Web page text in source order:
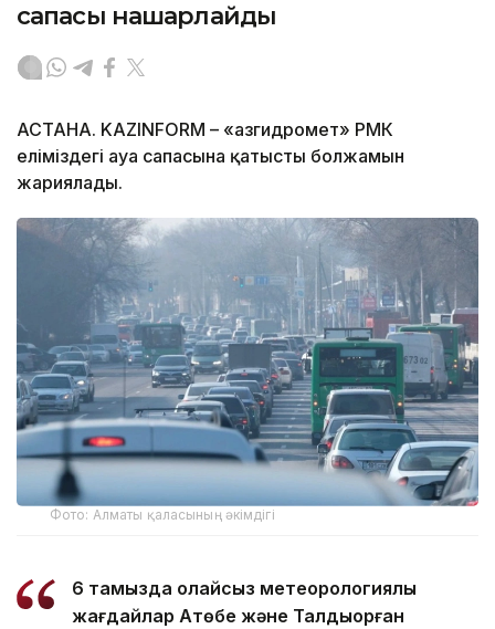
сапасы нашарлайды
АСТАНА. KAZINFORM – «Қазгидромет» РМК
еліміздегі ауа сапасына қатысты болжамын
жариялады.
Фото: Алматы қаласының әкімдігі
6 тамызда қолайсыз метеорологиялық
жағдайлар Ақтөбе және Талдықорған